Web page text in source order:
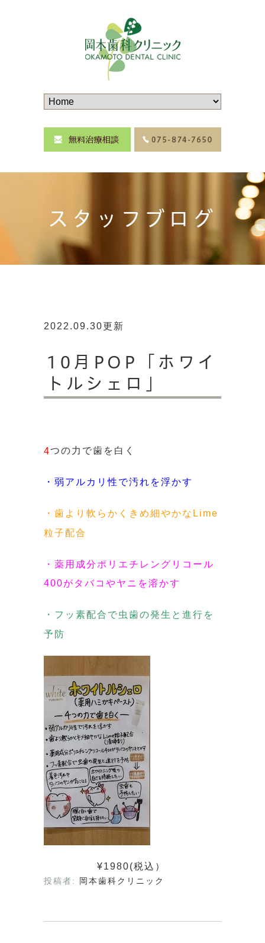
スタッフブログ
2022.09.30更新
10月POP「ホワイ
トルシェロ」
4つの力で歯を白く
・弱アルカリ性で汚れを浮かす
・歯より軟らかくきめ細やかなLime
粒子配合
・薬用成分ポリエチレングリコール
400がタバコやヤニを溶かす
・フッ素配合で虫歯の発生と進行を
予防
¥1980(税込）
投稿者: 岡本歯科クリニック